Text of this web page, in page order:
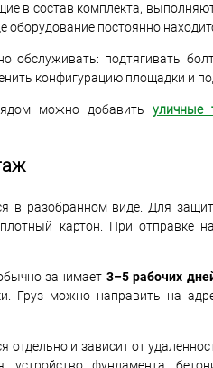
в состав комплекта,
оборудование постоянно
обслуживать: подтягивать
конфигурацию площадки и
можно добавить уличные
в разобранном виде. Для
картон. При отправке
занимает 3–5 рабочих
Груз можно направить на
отдельно и зависит от